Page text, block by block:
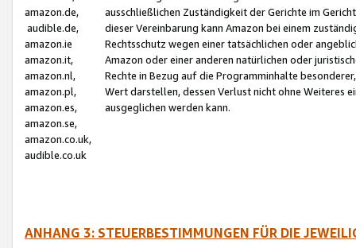
amazon.de,
audible.de,
amazon.ie
amazon.it,
amazon.nl,
amazon.pl,
amazon.es,
amazon.se,
amazon.co.uk,
audible.co.uk
ausschließlichen Zuständigkeit der Gerichte im
dieser Vereinbarung kann Amazon bei einem
Rechtsschutz wegen einer tatsächlichen oder
Amazon oder einer anderen natürlichen oder
Rechte in Bezug auf die Programminhalte
Wert darstellen, dessen Verlust nicht ohne Weiteres
ausgeglichen werden kann.
ANHANG 3: STEUERBESTIMMUNGEN FÜR DIE